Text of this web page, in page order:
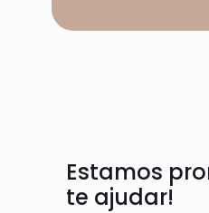
Estamos
te ajudar!